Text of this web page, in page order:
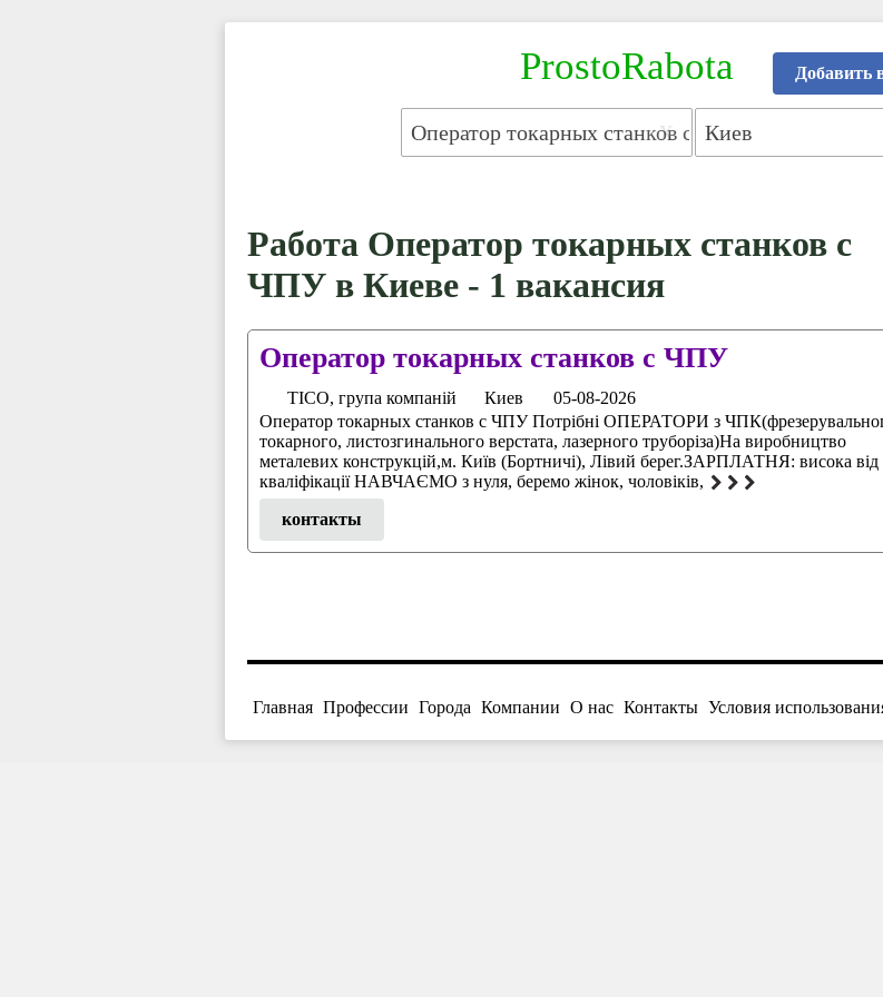
ProstoRabota Добавить
X
Работа Оператор токарных станков с
ЧПУ в Киеве - 1 вакансия
Оператор токарных станков с ЧПУ
ТІСО, група компаній Киев
05-08-2026
Оператор токарных станков с ЧПУ Потрібні ОПЕРАТОРИ з
токарного, листозгинального верстата, лазерного труборіза)На виробництво
металевих конструкцій,м. Київ (Бортничі), Лівий берег.ЗАРПЛАТНЯ: висока від
кваліфікації НАВЧАЄМО з нуля, беремо жінок, чоловіків,
контакты
Главная Профессии Города Компании О нас Контакты Условия